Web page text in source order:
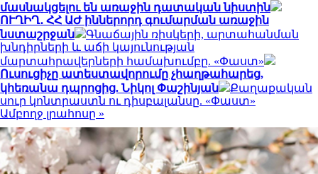
մասնակցելու են առաջին դատական նիստին
ՈՒՂԻՂ․ ՀՀ ԱԺ իններորդ գումարման առաջին
նստաշրջան
Գնաճային ռիսկերի, արտահանման
խնդիրների և աճի կայունության
մարտահրավերների համախումբը. «Փաստ»
Ուսուցիչը ատեստավորումը չհաղթահարեց,
կհեռանա դպրոցից. Նիկոլ Փաշինյան
Քաղաքական
սուր կոնտրաստն ու դիսբալանսը. «Փաստ»
Ամբողջ լրահոսը »